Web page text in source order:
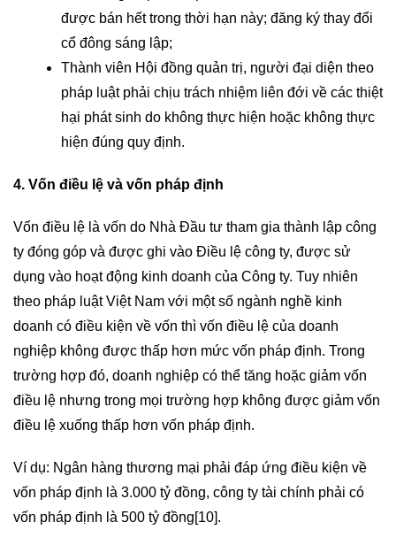
được bán hết trong thời hạn này; đăng ký thay đổi
cổ đông sáng lập;
Thành viên Hội đồng quản trị, người đại diện theo
pháp luật phải chịu trách nhiệm liên đới về các thiệt
hại phát sinh do không thực hiện hoặc không thực
hiện đúng quy định.
4. Vốn điều lệ và vốn pháp định
Vốn điều lệ là vốn do Nhà Đầu tư tham gia thành lập công
ty đóng góp và được ghi vào Điều lệ công ty, được sử
dụng vào hoạt động kinh doanh của Công ty. Tuy nhiên
theo pháp luật Việt Nam với một số ngành nghề kinh
doanh có điều kiện về vốn thì vốn điều lệ của doanh
nghiệp không được thấp hơn mức vốn pháp định. Trong
trường hợp đó, doanh nghiệp có thể tăng hoặc giảm vốn
điều lệ nhưng trong mọi trường hợp không được giảm vốn
điều lệ xuống thấp hơn vốn pháp định.
Ví dụ: Ngân hàng thương mại phải đáp ứng điều kiện về
vốn pháp định là 3.000 tỷ đồng, công ty tài chính phải có
vốn pháp định là 500 tỷ đồng[10].